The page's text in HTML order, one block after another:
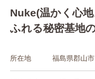
Nuke(温かく心
ふれる秘密基地
所在地 福島県郡山市